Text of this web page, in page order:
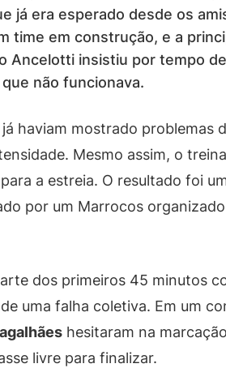
já era esperado desde os
time em construção, e a
Ancelotti insistiu por tempo
não funcionava.
haviam mostrado problemas
Mesmo assim, o
a estreia. O resultado foi
por um Marrocos
dos primeiros 45 minutos
uma falha coletiva. Em um
hesitaram na
livre para finalizar.